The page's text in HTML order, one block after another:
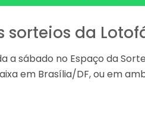
sorteios da
a sábado no Espaço da
em Brasília/DF, ou em